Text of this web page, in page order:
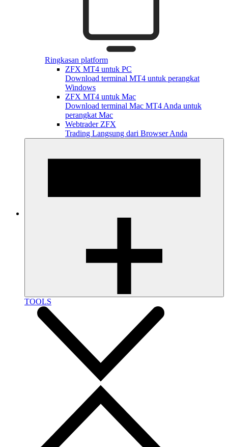
Ringkasan platform
ZFX MT4 untuk PC
Download terminal MT4 untuk perangkat
Windows
ZFX MT4 untuk Mac
Download terminal Mac MT4 Anda untuk
perangkat Mac
Webtrader ZFX
Trading Langsung dari Browser Anda
TOOLS